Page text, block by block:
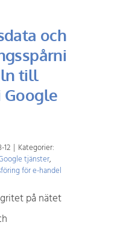
och
till
Google
12 | Kategorier:
tjänster,
för e-handel
på nätet